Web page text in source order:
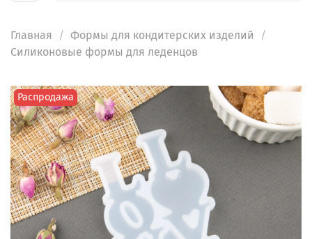
Главная
Формы для кондитерских изделий
Силиконовые формы для леденцов
Распродажа